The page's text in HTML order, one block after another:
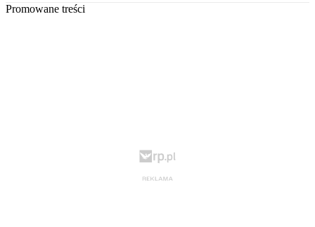
Promowane treści